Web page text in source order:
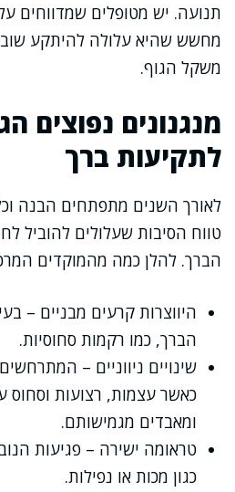
תנועה. יש מטופלים שמדווחים
מחשש שהיא עלולה להיתקע
משקל הגוף.
מנגנונים נפוצים
לתקיעות ברך
לאורך השנים מתפתחים הבנה
טווח הסיבות שעלולים להוביל
הברך. להלן כמה מהמוקדים
היווצרות קרעים מבניים –
הברך, כמו רקמות סחוסיות.
שינויים ניווניים –
כאשר עצמות, רצועות וסחוס
ומאבדים מגמישותם.
טראומה ישירה – פגיעות
כגון מכות או נפילות.